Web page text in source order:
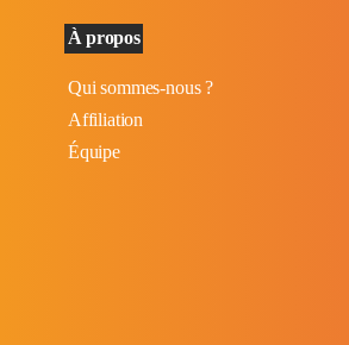
À propos
Qui sommes-nous ?
Affiliation
Équipe